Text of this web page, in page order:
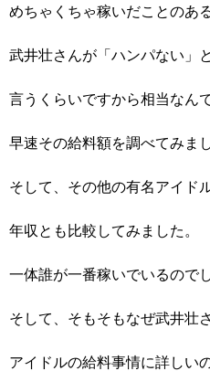
めちゃくちゃ稼いだことのあ
武井壮さんが「ハンパない」と
言うくらいですから相当なん
早速その給料額を調べてみまし
そして、その他の有名アイド
年収とも比較してみました。
一体誰が一番稼いでいるので
そして、そもそもなぜ武井壮
アイドルの給料事情に詳しい